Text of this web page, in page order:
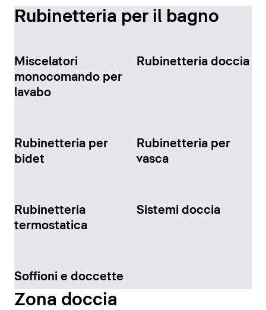
Rubinetteria per il bagno
Miscelatori
monocomando per
lavabo
Rubinetteria doccia
Rubinetteria per
bidet
Rubinetteria per
vasca
Rubinetteria
termostatica
Sistemi doccia
Soffioni e doccette
Zona doccia